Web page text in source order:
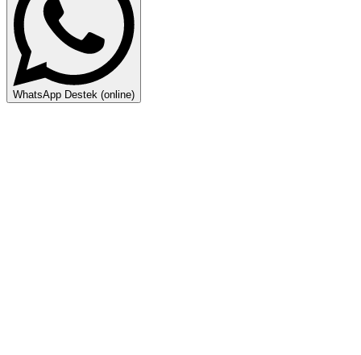
WhatsApp Destek (online)